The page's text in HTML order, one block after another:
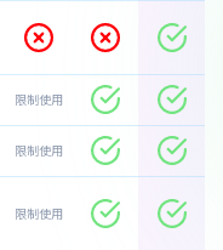
限制使用
限制使用
限制使用